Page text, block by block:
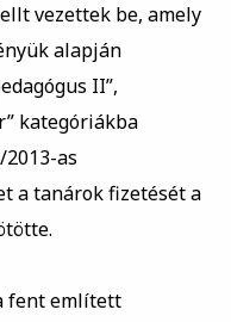
vezettek be, amely
alapján
II”,
kategóriákba
as
a tanárok fizetését a
fent említett